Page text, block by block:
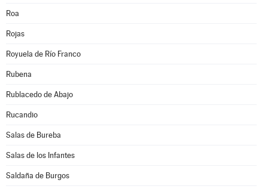
Roa
Rojas
Royuela de Río Franco
Rubena
Rublacedo de Abajo
Rucandio
Salas de Bureba
Salas de los Infantes
Saldaña de Burgos